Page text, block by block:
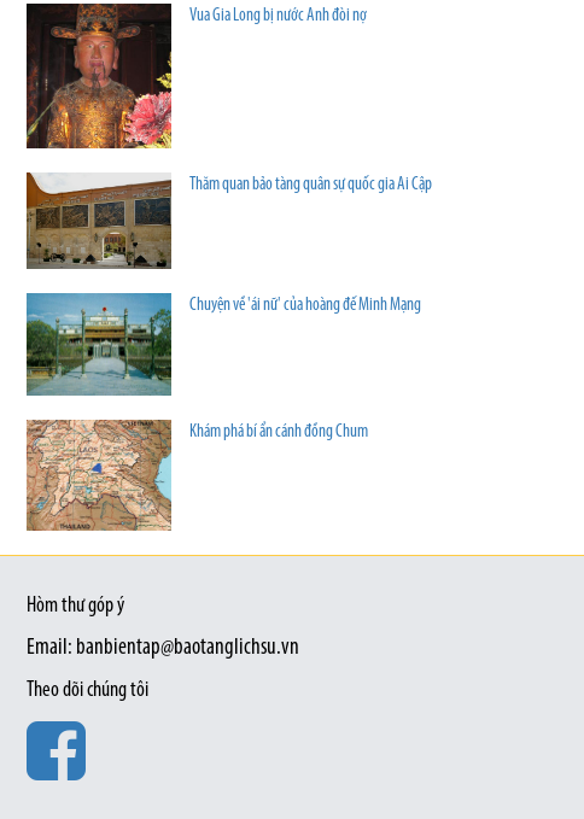
Vua Gia Long bị nước Anh đòi nợ
Thăm quan bảo tàng quân sự quốc gia Ai Cập
Chuyện về 'ái nữ' của hoàng đế Minh Mạng
Khám phá bí ẩn cánh đồng Chum
Hòm thư góp ý
Email: banbientap@baotanglichsu.vn
Theo dõi chúng tôi